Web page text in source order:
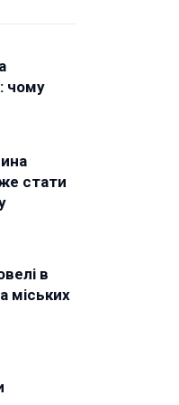
чому
стати
в
міських